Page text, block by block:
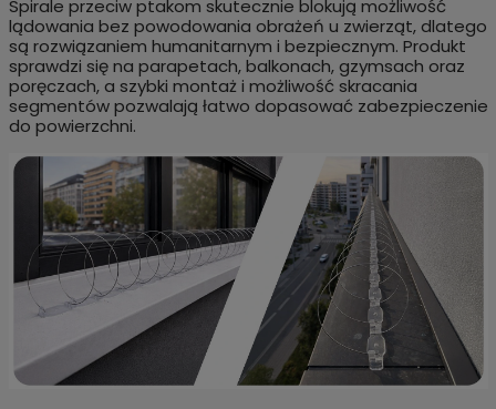
Spirale przeciw ptakom skutecznie blokują możliwość
lądowania bez powodowania obrażeń u zwierząt, dlatego
są rozwiązaniem humanitarnym i bezpiecznym. Produkt
sprawdzi się na parapetach, balkonach, gzymsach oraz
poręczach, a szybki montaż i możliwość skracania
segmentów pozwalają łatwo dopasować zabezpieczenie
do powierzchni.